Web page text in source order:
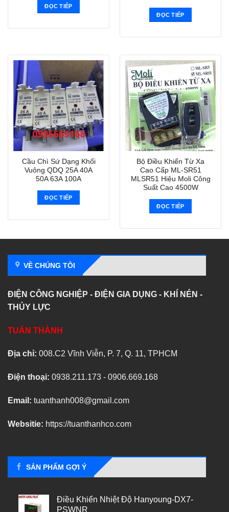
ĐỌC TIẾP
ĐỌC TIẾP
Cầu Chì Sứ Dạng Khối
Vuông QDQ 25A 40A
50A 63A 100A
ĐỌC TIẾP
Bộ Điều Khiển Từ Xa
Cao Cấp ML-SR51
MLSR51 Hiệu Moli Công
Suất Cao 4500W
ĐỌC TIẾP
VỀ CHÚNG TÔI
ĐIỆN CÔNG NGHIỆP - ĐIỆN GIA DỤNG - KHÍ NÉN -
THỦY LỰC
TUẤN THÀNH
Địa chỉ: 008.C2 Vĩnh Viễn, P. 7, Q. 11, TPHCM
Điện thoại: 0938.211.173 - 0906.669.168
Email: tuanthanh008@gmail.com
Websitie: https://tuanthanhco.com
SẢN PHẨM GỢI Ý
Điều Khiển Nhiệt Độ Hanyoung-DX7-
PSWNR